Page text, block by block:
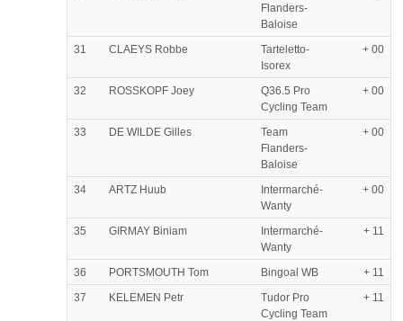
Flanders-
Baloise
31 CLAEYS Robbe
Tarteletto-
Isorex
+ 00
32 ROSSKOPF Joey
Q36.5 Pro
Cycling Team
+ 00
33 DE WILDE Gilles
Team
Flanders-
Baloise
+ 00
34 ARTZ Huub
Intermarché-
Wanty
+ 00
35 GIRMAY Biniam
Intermarché-
Wanty
+ 11
36 PORTSMOUTH Tom Bingoal WB
+ 11
37
KELEMEN Petr
Tudor Pro
Cycling Team
+ 11